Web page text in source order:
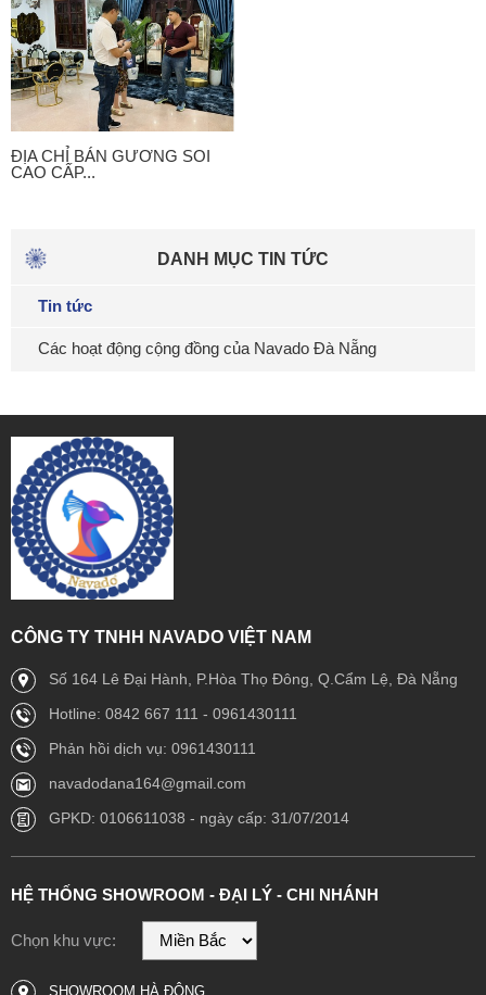
ĐỊA CHỈ BÁN GƯƠNG SOI
CAO CẤP...
DANH MỤC TIN TỨC
Tin tức
Các hoạt động cộng đồng của Navado Đà Nẵng
CÔNG TY TNHH NAVADO VIỆT NAM
Số 164 Lê Đại Hành, P.Hòa Thọ Đông, Q.Cẩm Lệ, Đà Nẵng
Hotline: 0842 667 111 - 0961430111
Phản hồi dịch vụ: 0961430111
navadodana164@gmail.com
GPKD: 0106611038 - ngày cấp: 31/07/2014
HỆ THỐNG SHOWROOM - ĐẠI LÝ - CHI NHÁNH
Chọn khu vực:
SHOWROOM HÀ ĐÔNG